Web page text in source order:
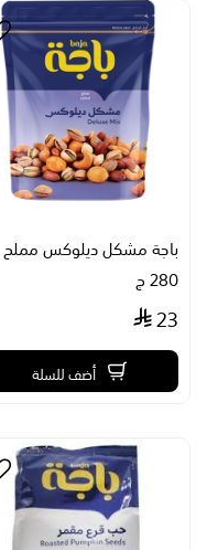
باجة مشكل ديلوكس مملح
280 ج
23
أضف للسلة